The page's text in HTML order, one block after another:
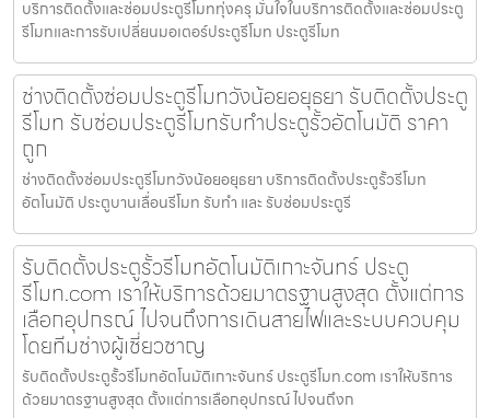
บริการติดตั้งและซ่อมประตูรีโมททุ่งครุ มั่นใจในบริการติดตั้งและซ่อมประตู
รีโมทและการรับเปลี่ยนมอเตอร์ประตูรีโมท ประตูรีโมท
ช่างติดตั้งซ่อมประตูรีโมทวังน้อยอยุธยา รับติดตั้งประตู
รีโมท รับซ่อมประตูรีโมทรับทำประตูรั้วอัตโนมัติ ราคา
ถูก
ช่างติดตั้งซ่อมประตูรีโมทวังน้อยอยุธยา บริการติดตั้งประตูรั้วรีโมท
อัตโนมัติ ประตูบานเลื่อนรีโมท รับทำ และ รับซ่อมประตูรี
รับติดตั้งประตูรั้วรีโมทอัตโนมัติเกาะจันทร์ ประตู
รีโมท.com เราให้บริการด้วยมาตรฐานสูงสุด ตั้งแต่การ
เลือกอุปกรณ์ ไปจนถึงการเดินสายไฟและระบบควบคุม
โดยทีมช่างผู้เชี่ยวชาญ
รับติดตั้งประตูรั้วรีโมทอัตโนมัติเกาะจันทร์ ประตูรีโมท.com เราให้บริการ
ด้วยมาตรฐานสูงสุด ตั้งแต่การเลือกอุปกรณ์ ไปจนถึงก